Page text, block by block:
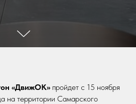
«ДвижОК» пройдет с 15 ноября
на территории Самарского